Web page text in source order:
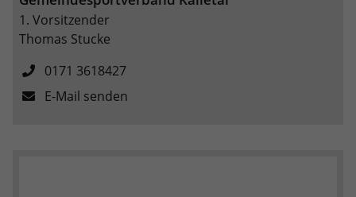
1. Vorsitzender
Thomas Stucke
0171 3618427
E-Mail senden